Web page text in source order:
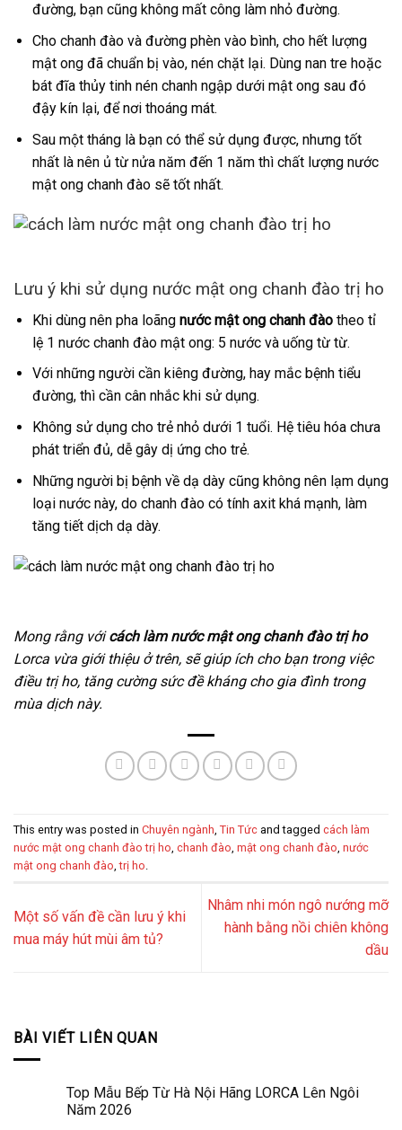
đường, bạn cũng không mất công làm nhỏ đường.
Cho chanh đào và đường phèn vào bình, cho hết lượng
mật ong đã chuẩn bị vào, nén chặt lại. Dùng nan tre hoặc
bát đĩa thủy tinh nén chanh ngập dưới mật ong sau đó
đậy kín lại, để nơi thoáng mát.
Sau một tháng là bạn có thể sử dụng được, nhưng tốt
nhất là nên ủ từ nửa năm đến 1 năm thì chất lượng nước
mật ong chanh đào sẽ tốt nhất.
Lưu ý khi sử dụng nước mật ong chanh đào trị ho
Khi dùng nên pha loãng nước mật ong chanh đàotheo tỉ
lệ 1 nước chanh đào mật ong: 5 nước và uống từ từ.
Với những người cần kiêng đường, hay mắc bệnh tiểu
đường, thì cần cân nhắc khi sử dụng.
Không sử dụng cho trẻ nhỏ dưới 1 tuổi. Hệ tiêu hóa chưa
phát triển đủ, dễ gây dị ứng cho trẻ.
Những người bị bệnh về dạ dày cũng không nên lạm dụng
loại nước này, do chanh đào có tính axit khá mạnh, làm
tăng tiết dịch dạ dày.
Mong rằng vớicách làm nước mật ong chanh đào trị ho
Lorca vừa giới thiệu ở trên, sẽ giúp ích cho bạn trong việc
điều trị ho, tăng cường sức đề kháng cho gia đình trong
mùa dịch này.
This entry was posted in Chuyên ngành Tin Tức and tagged cách làm
nước mật ong chanh đào trị ho chanh đào mật ong chanh đào nước
mật ong chanh đào ,trị ho
Một số vấn đề cần lưu ý khi
mua máy hút mùi âm tủ?
Nhâm nhi món ngô nướng mỡ
hành bằng nồi chiên không
dầu
BÀI VIẾT LIÊN QUAN
Top Mẫu Bếp Từ Hà Nội Hãng LORCA Lên Ngôi
Năm 2026